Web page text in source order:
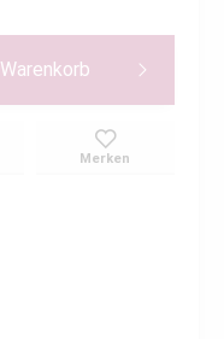
Warenkorb
Merken